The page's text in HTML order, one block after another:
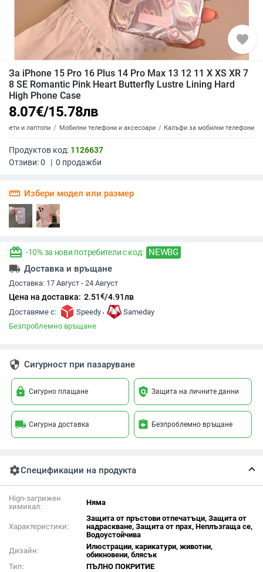
favorite
За iPhone 15 Pro 16 Plus 14 Pro Max 13 12 11 X XS XR 7
8 SE Romantic Pink Heart Butterfly Lustre Lining Hard
High Phone Case
8.07€/15.78лв
и лаптопи Мобилни телефони и аксесоари Калъфи за мобилни телефони
Продуктов код: 1126637
Отзиви:0 | 0 продажби
straighten Избери модел или размер
redeem -10% за нови потребители с код: NEWBG
local_shipping Доставка и връщане
Доставка: 17 Август - 24 Август
Цена на доставка: 2.51€/4.91лв
Доставяме с: Speedy ,
Sameday
Безпроблемно връщане
security Сигурност при пазаруване
lock Сигурно плащане policy Защита на личните данни
local_shipping Сигурна доставка assignment_return Безпроблемно връщане
settingsСпецификации на продукта
Hign-загрижен
химикал:
Няма
Характеристики:
Защита от пръстови отпечатъци, Защита от
надраскване, Защита от прах, Неплъзгаща се,
Водоустойчива
Дизайн:
Илюстрации, карикатури, животни,
обикновени, блясък
Тип:
ПЪЛНО ПОКРИТИЕ